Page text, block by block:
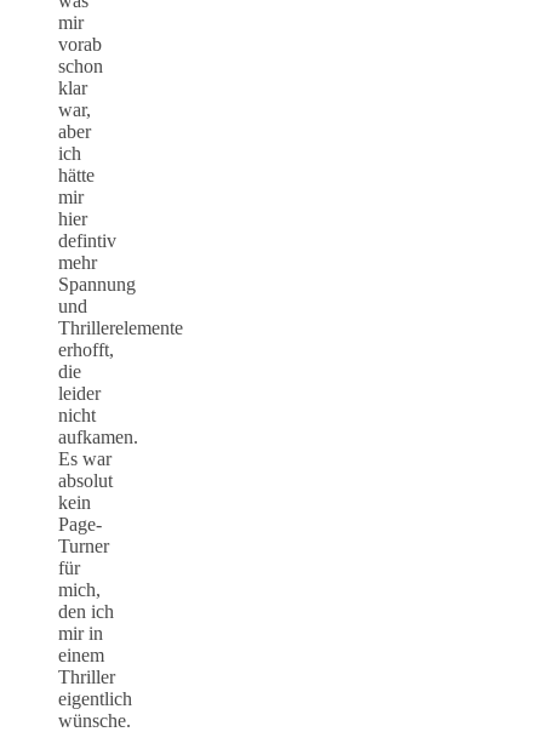
mir
vorab
schon
klar
war,
aber
ich
hätte
mir
hier
defintiv
mehr
Spannung
und
Thrillerelemente
erhofft,
die
leider
nicht
aufkamen.
Es war
absolut
kein
Page-
Turner
für
mich,
den ich
mir in
einem
Thriller
eigentlich
wünsche.